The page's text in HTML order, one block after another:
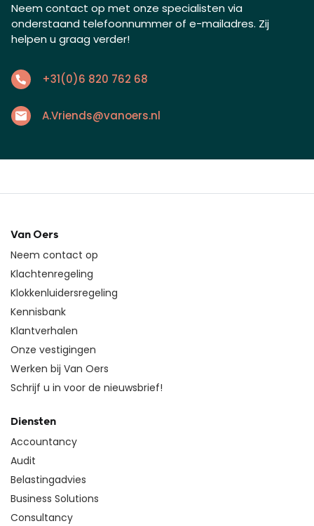
Neem contact op met onze specialisten via
onderstaand telefoonnummer of e-mailadres. Zij
helpen u graag verder!
+31(0)6 820 762 68
A.Vriends@vanoers.nl
Van Oers
Neem contact op
Klachtenregeling
Klokkenluidersregeling
Kennisbank
Klantverhalen
Onze vestigingen
Werken bij Van Oers
Schrijf u in voor de nieuwsbrief!
Diensten
Accountancy
Audit
Belastingadvies
Business Solutions
Consultancy